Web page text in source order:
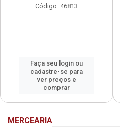
Código: 46813
Faça seu login ou
cadastre-se para
ver preços e
comprar
MERCEARIA